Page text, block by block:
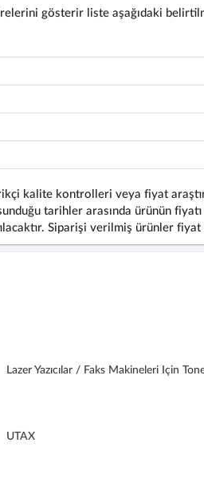
gösterir liste aşağıdaki
kalite kontrolleri veya fiyat
tarihler arasında ürünün
Siparişi verilmiş ürünler
Lazer Yazıcılar / Faks Makineleri Için
UTAX